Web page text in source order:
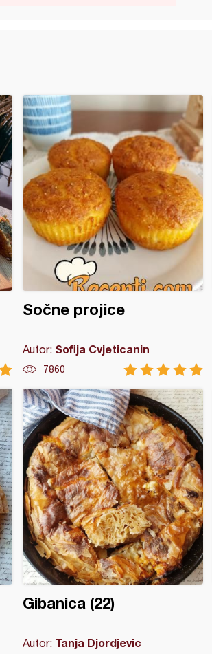
Sočne projice
Autor: Sofija Cvjeticanin
7860
Gibanica (22)
Autor: Tanja Djordjevic